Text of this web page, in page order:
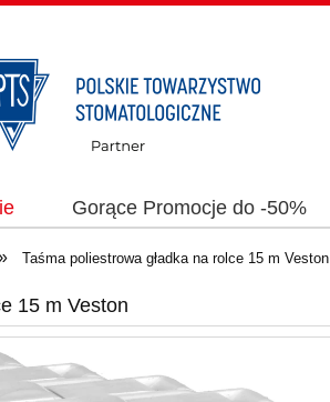
Gorące Promocje do -50%
Taśma poliestrowa gładka na rolce 15 m Veston
15 m Veston